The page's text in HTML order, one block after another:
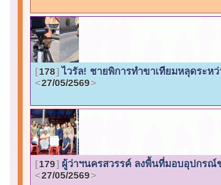
178 ไวรัล! ชายพิการทำขาเทียมหลุดระห
27/05/2569
179 ผู้ว่าฯนครสวรรค์ ลงพื้นที่มอบอุปกรณ์
27/05/2569